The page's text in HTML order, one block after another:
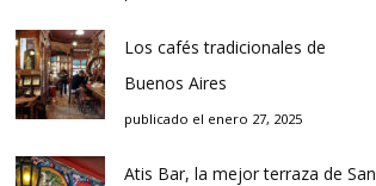
Los cafés tradicionales de
Buenos Aires
publicado el enero 27, 2025
Atis Bar, la mejor terraza de San